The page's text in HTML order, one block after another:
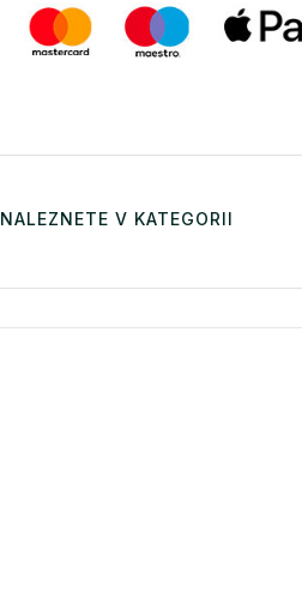
NALEZNETE V KATEGORII